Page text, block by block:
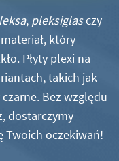
, pleksiglasczy
który
Płyty plexi na
takich jak
Bez względu
dostarczymy
Twoich oczekiwań!